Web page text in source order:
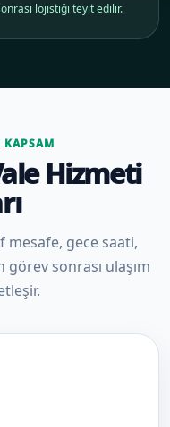
lojistiği teyit edilir.
KAPSAM
Hizmeti
mesafe, gece saati,
sonrası ulaşım